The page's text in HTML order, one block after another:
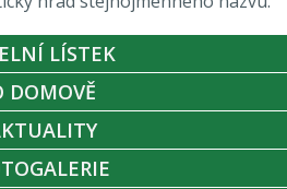
LÍSTEK
DOMOVĚ